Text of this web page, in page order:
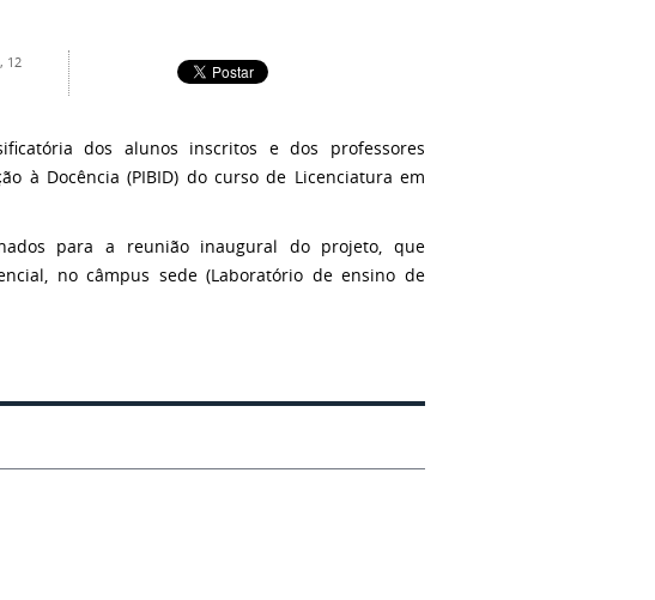
12
dos alunos inscritos e dos professores
à Docência (PIBID) do curso de Licenciatura em
para a reunião inaugural do projeto, que
no câmpus sede (Laboratório de ensino de